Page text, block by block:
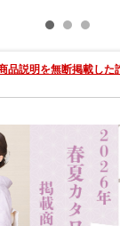
品説明を無断掲載した